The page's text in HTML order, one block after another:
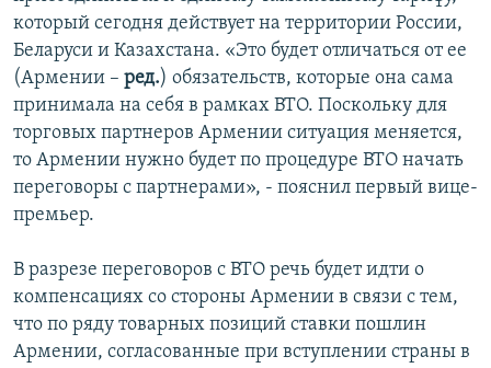
который сегодня действует на территории России,
Беларуси и Казахстана. «Это будет отличаться от ее
(Армении – ред.) обязательств, которые она сама
принимала на себя в рамках ВТО. Поскольку для
торговых партнеров Армении ситуация меняется,
то Армении нужно будет по процедуре ВТО начать
переговоры с партнерами», - пояснил первый вице-
премьер.
В разрезе переговоров с ВТО речь будет идти о
компенсациях со стороны Армении в связи с тем,
что по ряду товарных позиций ставки пошлин
Армении, согласованные при вступлении страны в